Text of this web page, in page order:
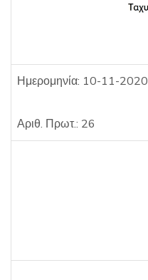
Ημερομηνία: 10-11-2020
Αριθ. Πρωτ.: 26